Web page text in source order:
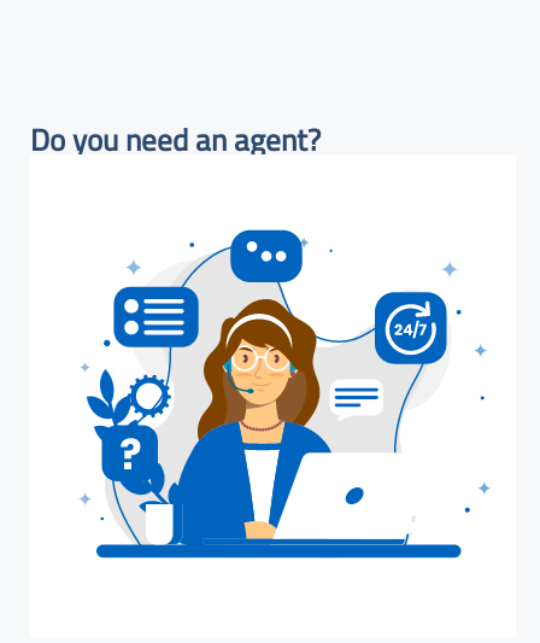
Do you need an agent?​